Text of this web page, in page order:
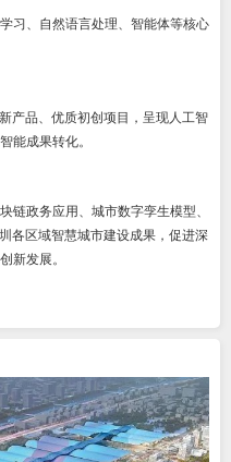
习、自然语言处理、智能体等核心
产品、优质初创项目，呈现人工智
能成果转化。
链政务应用、城市数字孪生模型、
各区域智慧城市建设成果，促进深
新发展。